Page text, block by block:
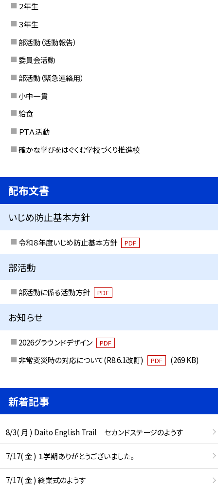
２年生
３年生
部活動（活動報告）
委員会活動
部活動（緊急連絡用）
小中一貫
給食
ＰＴＡ活動
確かな学びをはぐくむ学校づくり推進校
配布文書
いじめ防止基本方針
令和８年度いじめ防止基本方針 PDF
部活動
部活動に係る活動方針 PDF
お知らせ
2026グラウンドデザイン PDF
非常変災時の対応について(R8.6.1改訂) PDF (269 KB)
新着記事
8/3( 月 ) Daito English Trail セカンドステージのようす
7/17( 金 ) １学期ありがとうございました。
7/17( 金 ) 終業式のようす